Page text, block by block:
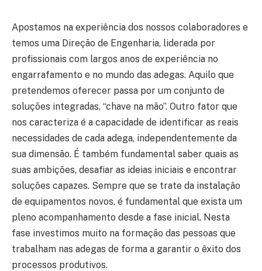
Apostamos na experiência dos nossos colaboradores e
temos uma Direção de Engenharia, liderada por
profissionais com largos anos de experiência no
engarrafamento e no mundo das adegas. Aquilo que
pretendemos oferecer passa por um conjunto de
soluções integradas, “chave na mão”. Outro fator que
nos caracteriza é a capacidade de identificar as reais
necessidades de cada adega, independentemente da
sua dimensão. É também fundamental saber quais as
suas ambições, desafiar as ideias iniciais e encontrar
soluções capazes. Sempre que se trate da instalação
de equipamentos novos, é fundamental que exista um
pleno acompanhamento desde a fase inicial. Nesta
fase investimos muito na formação das pessoas que
trabalham nas adegas de forma a garantir o êxito dos
processos produtivos.